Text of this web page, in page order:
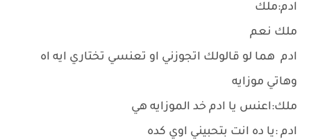
ادم:ملك
ملك نعم
ادم هما لو قالولك اتجوزني او تعنسي تختاري ايه اه
وهاتي موزايه
ملك:اعنس يا ادم خد الموزايه هي
ادم :يا ده انت بتحبيني اوي كده